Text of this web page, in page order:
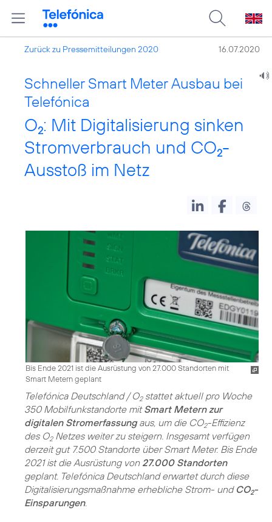
Zurück zu Pressemitteilungen 2020 16.07.2020
Schneller Smart Meter Ausbau bei
Telefónica
O2: Mit Digitalisierung sinken
Stromverbrauch und CO2-
Ausstoß im Netz
Bis Ende 2021 ist die Ausrüstung von 27.000 Standorten mit
Smart Metern geplant
Telefónica Deutschland / O2stattet aktuell pro Woche
350 Mobilfunkstandorte mitSmart Metern zur
digitalen Stromerfassungaus, um die CO2-Effizienz
des O2Netzes weiter zu steigern. Insgesamt verfügen
derzeit gut 7.500 Standorte über Smart Meter. Bis Ende
2021 ist die Ausrüstung von 27.000 Standorten
geplant. Telefónica Deutschland erwartet durch diese
Digitalisierungsmaßnahme erhebliche Strom- und CO2-
Einsparungen.